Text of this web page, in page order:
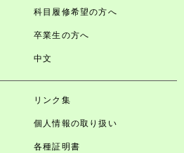
科目履修希望の方へ
卒業生の方へ
中文
リンク集
個人情報の取り扱い
各種証明書